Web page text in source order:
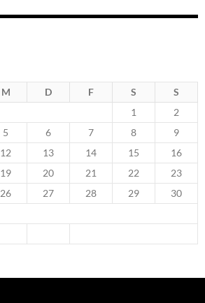
M D F S S
1
2
5 6 7 8
9
12 13 14 15
16
19 20 21 22
23
26 27 28 29
30